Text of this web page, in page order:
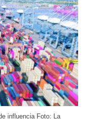
influencia Foto: La